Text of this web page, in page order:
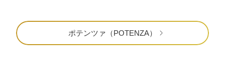
ポテンツァ（POTENZA）